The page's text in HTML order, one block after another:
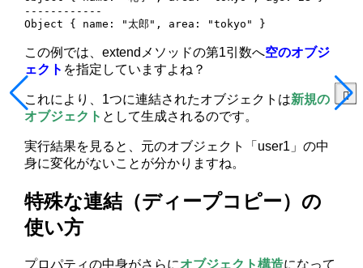
------------
Object { name: "太郎", area: "tokyo" }
この例では、extendメソッドの第1引数へ空のオブジ
ェクト を指定していますよね？
これにより、1つに連結されたオブジェクトは新規の
オブジェクト として生成されるのです。
実行結果を見ると、元のオブジェクト「user1」の中
身に変化がないことが分かりますね。
特殊な連結（ディープコピー）の
使い方
プロパティの中身がさらにオブジェクト構造になって